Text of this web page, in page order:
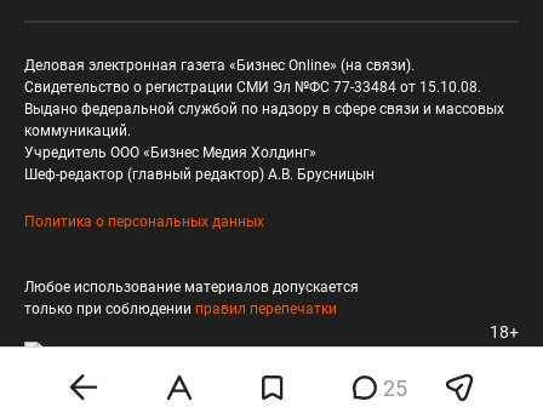
25
Деловая электронная газета «Бизнес Online» (на связи).
Свидетельство о регистрации СМИ Эл №ФС 77-33484 от 15.10.08.
Выдано федеральной службой по надзору в сфере связи и массовых
коммуникаций.
Учредитель ООО «Бизнес Медия Холдинг»
Шеф-редактор (главный редактор) А.В. Брусницын
Политика о персональных данных
Любое использование материалов допускается
только при соблюдении правил перепечатки
18+